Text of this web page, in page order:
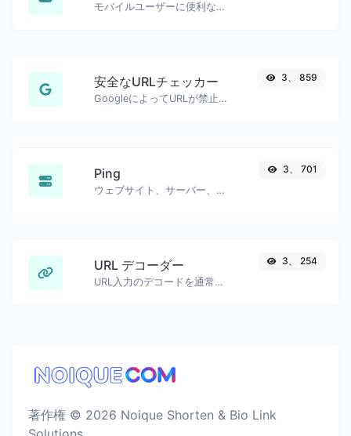
モバイルユーザーに便利な、正確な開始タイムスタンプ付きのYouTubeリンクを生成しました。
安全なURLチェッカー
GoogleによってURLが禁止され、安全/危険とマークされているかどうかを確認します。
3、 859
Ping
ウェブサイト、サーバー、またはポートをpingします。
3、 701
URL デコーダー
URL入力のデコードを通常の文字列に戻します。
3、 254
著作権 © 2026 Noique Shorten & Bio Link